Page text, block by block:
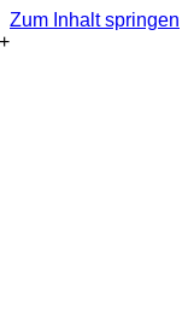
Zum Inhalt springen